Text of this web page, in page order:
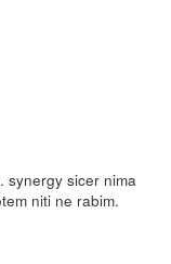
synergy sicer nima
niti ne rabim.